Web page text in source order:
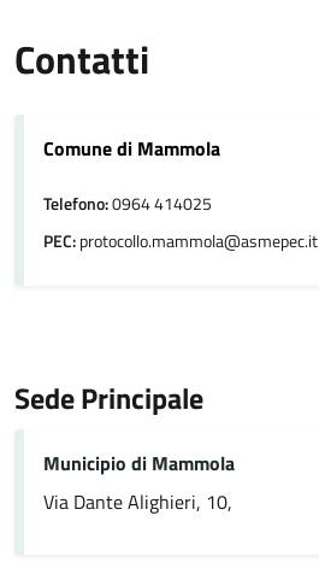
Contatti
Comune di Mammola
Telefono:0964 414025
PEC:protocollo.mammola@asmepec.it
Sede Principale
Municipio di Mammola
Via Dante Alighieri, 10,